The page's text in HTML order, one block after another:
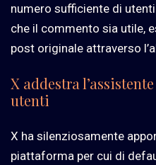
numero sufficiente di
che il commento sia utile,
post originale attraverso
X addestra
utenti
X ha silenziosamente
piattaforma per cui di